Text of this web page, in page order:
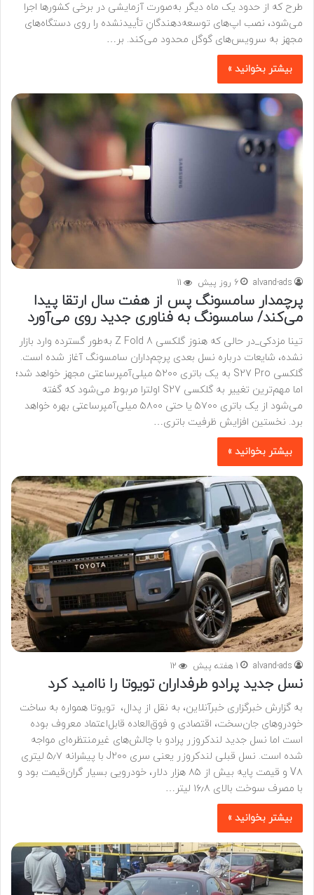
طرح که از حدود یک ماه دیگر به‌صورت آزمایشی در برخی کشورها اجرا
می‌شود، نصب اپ‌های توسعه‌دهندگانِ تأییدنشده را روی دستگاه‌های
مجهز به سرویس‌های گوگل محدود می‌کند. بر…
بیشتر بخوانید »
alvand-ads 6 روز پیش 11
پرچمدار سامسونگ پس از هفت سال ارتقا پیدا
می‌کند/ سامسونگ به فناوری جدید روی می‌آورد
تینا مزدکی_در حالی که هنوز گلکسی Z Fold 8 به‌طور گسترده وارد بازار
نشده، شایعات درباره نسل بعدی پرچم‌داران سامسونگ آغاز شده است.
گلکسی S27 Pro به یک باتری ۵۲۰۰ میلی‌آمپرساعتی مجهز خواهد شد؛
اما مهم‌ترین تغییر به گلکسی S27 اولترا مربوط می‌شود که گفته
می‌شود از یک باتری ۵۷۰۰ یا حتی ۵۸۰۰ میلی‌آمپرساعتی بهره خواهد
برد. نخستین افزایش ظرفیت باتری…
بیشتر بخوانید »
alvand-ads 1 هفته پیش 12
نسل جدید پرادو طرفداران تویوتا را ناامید کرد
به گزارش خبرگزاری خبرآنلاین، به نقل از پدال، تویوتا همواره به ساخت
خودروهای جان‌سخت، اقتصادی و فوق‌العاده قابل‌اعتماد معروف بوده
است اما نسل جدید لندکروزر پرادو با چالش‌های غیرمنتظره‌ای مواجه
شده است. نسل قبلی لندکروزر یعنی سری J۲۰۰ با پیشرانه ۵٫۷ لیتری
V۸ و قیمت پایه بیش از ۸۵ هزار دلار، خودرویی بسیار گران‌قیمت بود و
با مصرف سوخت بالای ۱۶٫۸ لیتر…
بیشتر بخوانید »